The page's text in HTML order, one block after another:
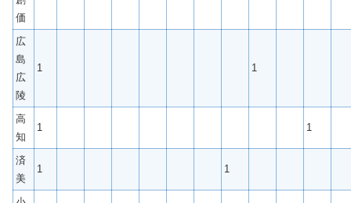
価
広
島
広
陵
1 1
高
知
1 1
済
美
1 1